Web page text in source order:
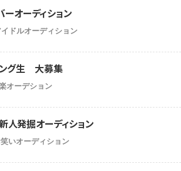
オーディション
ドルオーディション
ング生 大募集
オーデション
発掘オーディション
いオーディション